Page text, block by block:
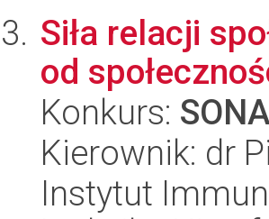
Siła relacji
od
Konkurs:
Kierownik: dr
Instytut